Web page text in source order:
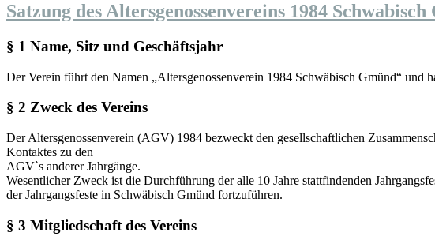
Satzung des Altersgenossenvereins 1984 Schwabisch
§ 1 Name, Sitz und Geschäftsjahr
Der Verein führt den Namen „Altersgenossenverein 1984 Schwäbisch Gmünd“ und
§ 2 Zweck des Vereins
Der Altersgenossenverein (AGV) 1984 bezweckt den gesellschaftlichen
Kontaktes zu den
AGV`s anderer Jahrgänge.
Wesentlicher Zweck ist die Durchführung der alle 10 Jahre stattfindenden
der Jahrgangsfeste in Schwäbisch Gmünd fortzuführen.
§ 3 Mitgliedschaft des Vereins